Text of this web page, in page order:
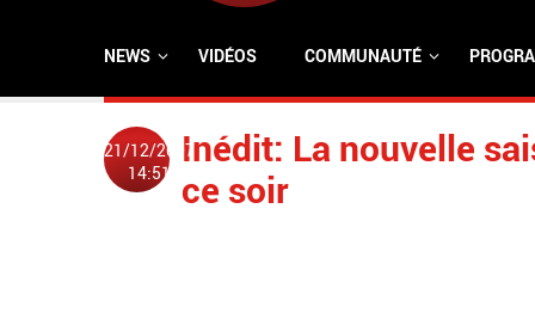
NEWS VIDÉOS COMMUNAUTÉ
21/12/2007
14:51
Inédit: La nouvelle
ce soir